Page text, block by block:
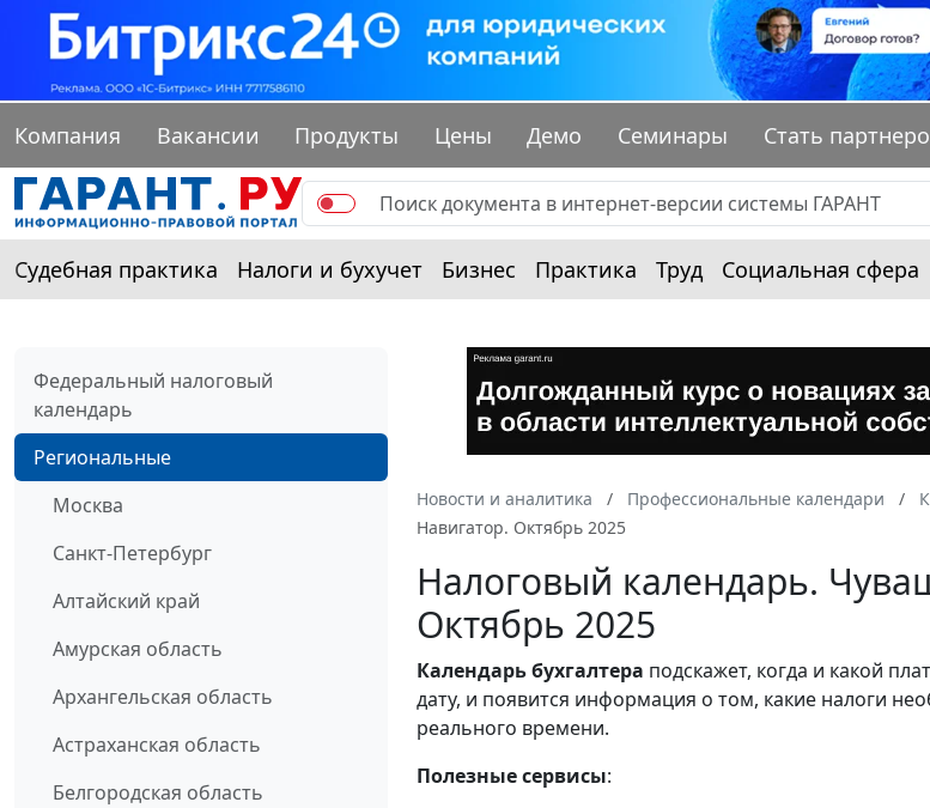
Компания Вакансии Продукты Цены Демо Семинары Стать
Судебная практика Налоги и бухучет Бизнес Практика Труд Социальная сфера
Федеральный налоговый
календарь
Региональные
Москва
Санкт-Петербург
Алтайский край
Амурская область
Архангельская область
Астраханская область
Белгородская область
Новости и аналитика Профессиональные календари
Навигатор. Октябрь 2025
Налоговый календарь.
Октябрь 2025
Календарьбухгалтера подскажет, когда и какой
дату, и появится информация о том, какие налоги
реального времени.
Полезные сервисы: